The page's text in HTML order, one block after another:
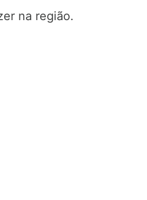
na região.